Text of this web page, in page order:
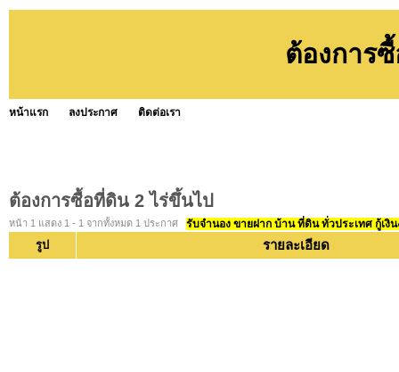
ต้องการ
หน้าแรก ลงประกาศ ติดต่อเรา
ต้องการซื้อที่ดิน 2 ไร่ขึ้นไป
หน้า 1 แสดง 1 - 1 จากทั้งหมด 1 ประกาศ รับจำนอง ขายฝาก บ้าน ที่ดิน ทั่วประเทศ กู้เงิ
รูป รายละเอียด